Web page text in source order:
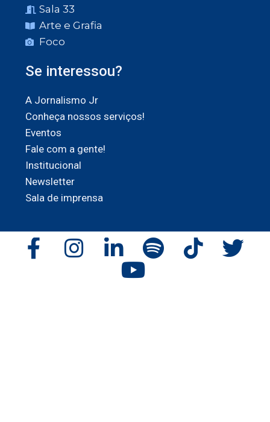
Sala 33
Arte e Grafia
Foco
Se interessou?
A Jornalismo Jr
Conheça nossos serviços!
Eventos
Fale com a gente!
Institucional
Newsletter
Sala de imprensa